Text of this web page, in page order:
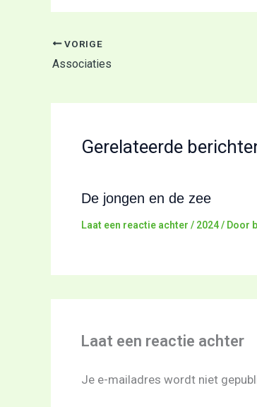
VORIGE
Associaties
Gerelateerde
De jongen en de zee
Laat een reactie achter / 2024/ Door
Laat een reactie achter
Je e-mailadres wordt niet